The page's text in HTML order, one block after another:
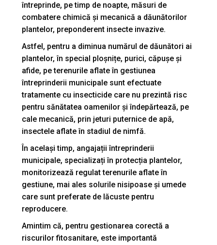
întreprinde, pe timp de noapte, măsuri de
combatere chimică și mecanică a dăunătorilor
plantelor, preponderent insecte invazive.
Astfel, pentru a diminua numărul de dăunători ai
plantelor, în special ploșnițe, purici, căpușe și
afide, pe terenurile aflate în gestiunea
întreprinderii municipale sunt efectuate
tratamente cu insecticide care nu prezintă risc
pentru sănătatea oamenilor și îndepărtează, pe
cale mecanică, prin jeturi puternice de apă,
insectele aflate în stadiul de nimfă.
În același timp, angajații întreprinderii
municipale, specializați în protecția plantelor,
monitorizează regulat terenurile aflate în
gestiune, mai ales solurile nisipoase și umede
care sunt preferate de lăcuste pentru
reproducere.
Amintim că, pentru gestionarea corectă a
riscurilor fitosanitare, este importantă